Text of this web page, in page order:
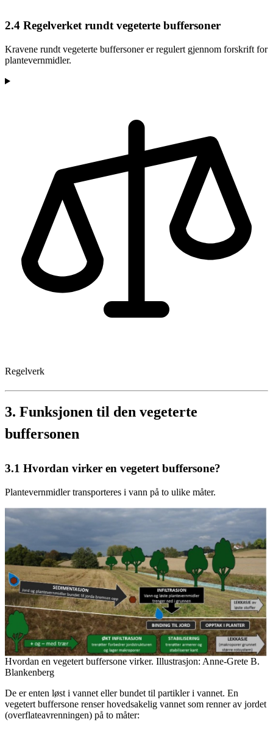
2.4 Regelverket rundt vegeterte buffersoner
Kravene rundt vegeterte buffersoner er regulert gjennom forskrift for
plantevernmidler.
Regelverk
3. Funksjonen til den vegeterte
buffersonen
3.1 Hvordan virker en vegetert buffersone?
Plantevernmidler transporteres i vann på to ulike måter.
Hvordan en vegetert buffersone virker. Illustrasjon: Anne-Grete B.
Blankenberg
De er enten løst i vannet eller bundet til partikler i vannet. En
vegetert buffersone renser hovedsakelig vannet som renner av jordet
(overflateavrenningen) på to måter: